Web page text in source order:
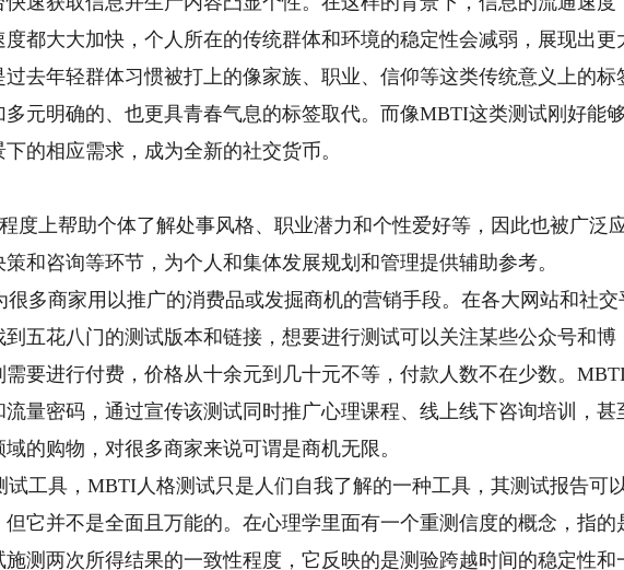
都大大加快，个人所在的传统群体和环境的稳定性会减弱，展现出更
去年轻群体习惯被打上的像家族、职业、信仰等这类传统意义上的标
元明确的、也更具青春气息的标签取代。而像MBTI这类测试刚好能
的相应需求，成为全新的社交货币。
上帮助个体了解处事风格、职业潜力和个性爱好等，因此也被广泛
和咨询等环节，为个人和集体发展规划和管理提供辅助参考。
多商家用以推广的消费品或发掘商机的营销手段。在各大网站和社交
五花八门的测试版本和链接，想要进行测试可以关注某些公众号和博
要进行付费，价格从十余元到几十元不等，付款人数不在少数。
量密码，通过宣传该测试同时推广心理课程、线上线下咨询培训，甚
的购物，对很多商家来说可谓是商机无限。
工具，MBTI人格测试只是人们自我了解的一种工具，其测试报告可
它并不是全面且万能的。在心理学里面有一个重测信度的概念，指的
施测两次所得结果的一致性程度，它反映的是测验跨越时间的稳定性和